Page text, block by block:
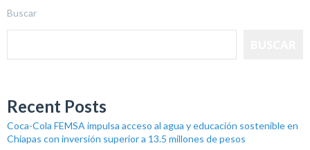
Buscar
Recent Posts
Coca-Cola FEMSA impulsa acceso al agua y educación sostenible en
Chiapas con inversión superior a 13.5 millones de pesos